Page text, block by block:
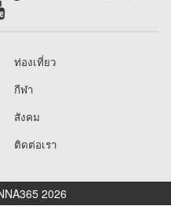
ท่องเที่ยว
กีฬา
สังคม
ติดต่อเรา
2026